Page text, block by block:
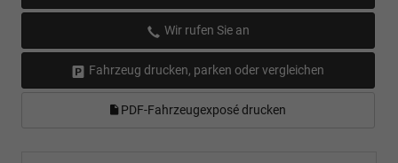
Wir rufen Sie an
Fahrzeug drucken, parken oder vergleichen
PDF-Fahrzeugexposé drucken